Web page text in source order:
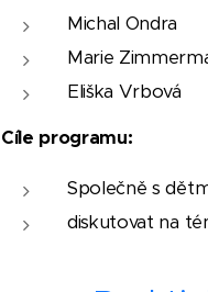
Michal Ondra
Marie
Eliška Vrbová
Cíle programu:
Společně s
diskutovat na